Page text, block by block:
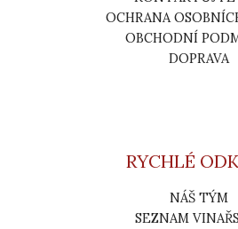
OCHRANA
OBCHODNÍ
DOPRAVA
RYCHLÉ
NÁŠ TÝM
SEZNAM